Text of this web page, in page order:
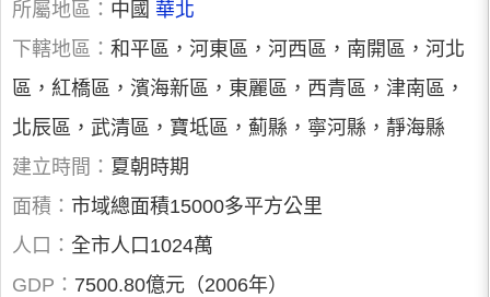
所屬地區： 中國 華北
下轄地區： 和平區，河東區，河西區，南開區，河北
區，紅橋區，濱海新區，東麗區，西青區，津南區，
北辰區，武清區，寶坻區，薊縣，寧河縣，靜海縣
建立時間： 夏朝時期
面積： 市域總面積15000多平方公里
人口： 全市人口1024萬
GDP： 7500.80億元（2006年）